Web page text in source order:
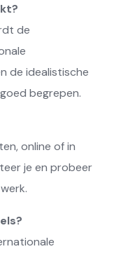
de
de idealistische
begrepen.
online of in
je en probeer